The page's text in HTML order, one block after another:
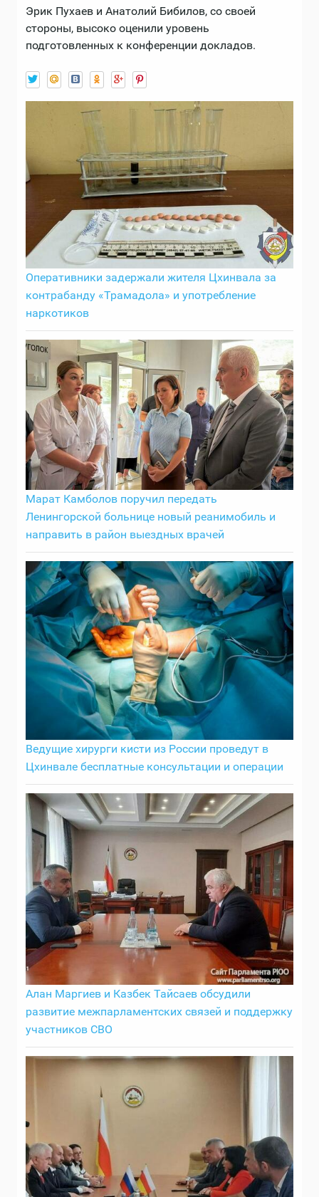
Эрик Пухаев и Анатолий Бибилов, со своей
стороны, высоко оценили уровень
подготовленных к конференции докладов.
Оперативники задержали жителя Цхинвала за
контрабанду «Трамадола» и употребление
наркотиков
Марат Камболов поручил передать
Ленингорской больнице новый реанимобиль и
направить в район выездных врачей
Ведущие хирурги кисти из России проведут в
Цхинвале бесплатные консультации и операции
Алан Маргиев и Казбек Тайсаев обсудили
развитие межпарламентских связей и поддержку
участников СВО